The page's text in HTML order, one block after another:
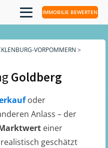
IMMOBILIE BEWERTEN
VORPOMMERN >
Goldberg
oder
Anlass – der
einer
geschätzt